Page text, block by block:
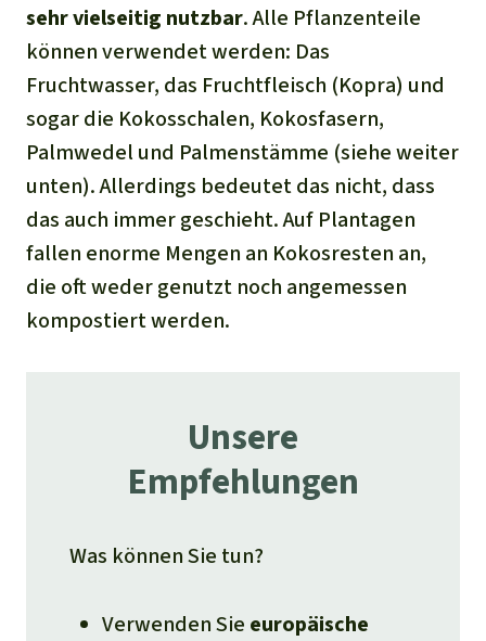
sehrvielseitig nutzbar. Alle Pflanzenteile
können verwendet werden: Das
Fruchtwasser, das Fruchtfleisch (Kopra) und
sogar die Kokosschalen, Kokosfasern,
Palmwedel und Palmenstämme (siehe weiter
unten). Allerdings bedeutet das nicht, dass
das auch immer geschieht. Auf Plantagen
fallen enorme Mengen an Kokosresten an,
die oft weder genutzt noch angemessen
kompostiert werden.
Unsere
Empfehlungen
Was können Sie tun?
Verwenden Sie europäische